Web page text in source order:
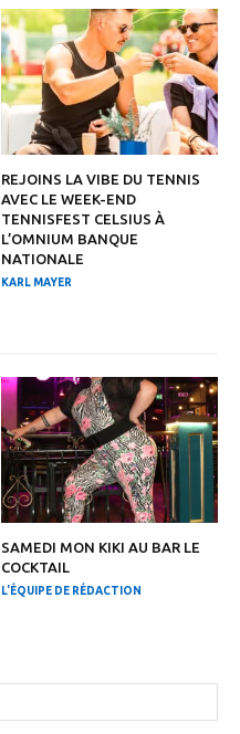
REJOINS LA VIBE DU TENNIS
AVEC LE WEEK-END
TENNISFEST CELSIUS À
L’OMNIUM BANQUE
NATIONALE
KARL MAYER
SAMEDI MON KIKI AU BAR LE
COCKTAIL
L'ÉQUIPE DE RÉDACTION
: